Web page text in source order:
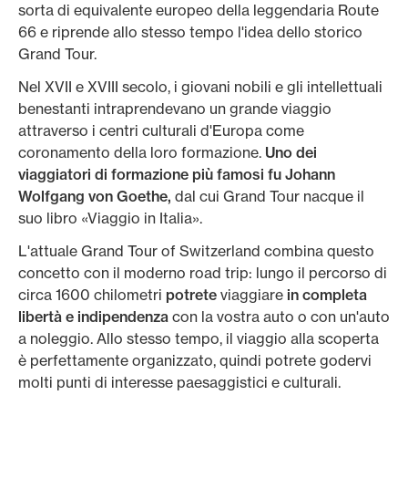
sorta di equivalente europeo della leggendaria Route
66 e riprende allo stesso tempo l'idea dello storico
Grand Tour.
Nel XVII e XVIII secolo, i giovani nobili e gli intellettuali
benestanti intraprendevano un grande viaggio
attraverso i centri culturali d'Europa come
coronamento della loro formazione. Uno dei
viaggiatori di formazione più famosi fu Johann
Wolfgang von Goethe, dal cui Grand Tour nacque il
suo libro «Viaggio in Italia».
L'attuale Grand Tour of Switzerland combina questo
concetto con il moderno road trip: lungo il percorso di
circa 1600 chilometri potrete viaggiare in completa
libertà e indipendenza con la vostra auto o con un'auto
a noleggio. Allo stesso tempo, il viaggio alla scoperta
è perfettamente organizzato, quindi potrete godervi
molti punti di interesse paesaggistici e culturali.